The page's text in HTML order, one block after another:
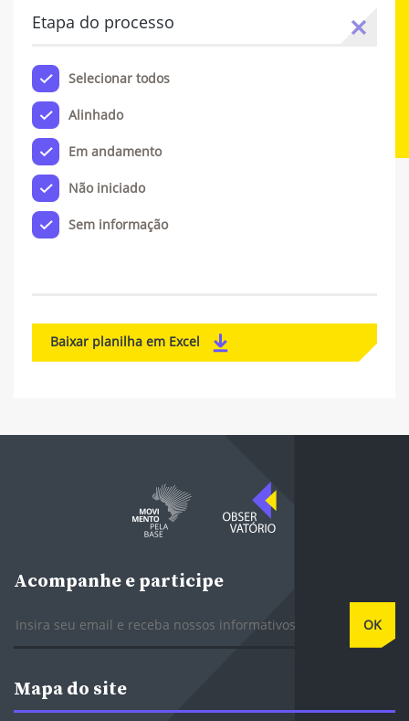
Etapa do processo
Selecionar todos
Alinhado
Em andamento
Não iniciado
Sem informação
Baixar planilha em Excel
Acompanhe e participe
OK
Mapa do site